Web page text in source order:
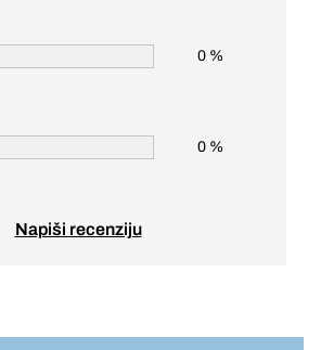
0 %
0 %
Napiši recenziju